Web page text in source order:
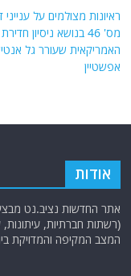
ראיונות מצולמים על
מס' 46 בנושא ניסיון
אפשטיין
אודות
אתר החדשות נציב.נט מבצע
(רשתות חברתיות,
המצב המקיפה והמדויקת